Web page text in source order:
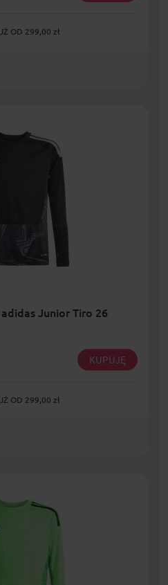
OD 299,00 zł
Junior Tiro 26
KUPUJĘ
OD 299,00 zł